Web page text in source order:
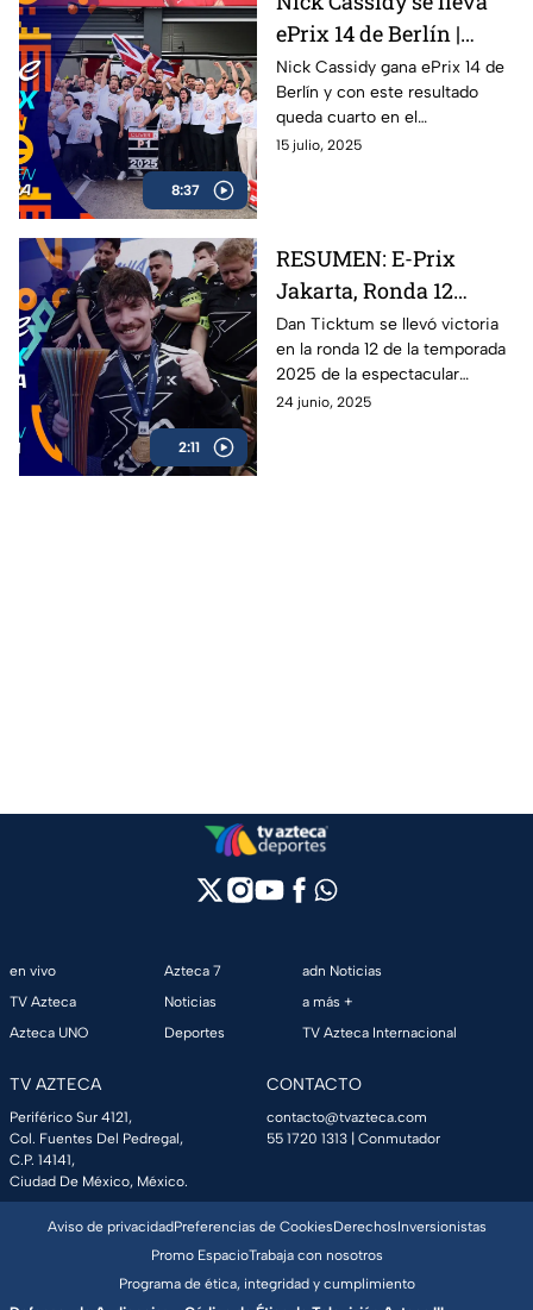
8:37
ePrix 14 de Berlín |
Oliver Rowland se
corona
Nick Cassidy gana ePrix 14 de
Berlín y con este resultado
queda cuarto en el
campeonato de conductores;
victoria en el premio de Berlín.
15 julio, 2025
2:11
RESUMEN: E-Prix
Jakarta, Ronda 12
Fórmula E 2025
Dan Ticktum se llevó victoria
en la ronda 12 de la temporada
2025 de la espectacular
Fórmula E: revive los mejores
24 junio, 2025
en vivo
TV Azteca
Azteca UNO
Azteca 7
Noticias
Deportes
adn Noticias
a más +
TV Azteca Internacional
TV AZTECA
Periférico Sur 4121,
Col. Fuentes Del Pedregal,
C.P. 14141,
Ciudad De México, México.
CONTACTO
contacto@tvazteca.com
55 1720 1313 | Conmutador
Aviso de privacidadPreferencias de CookiesDerechosInversionistas
Promo EspacioTrabaja con nosotros
Programa de ética, integridad y cumplimiento